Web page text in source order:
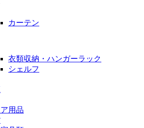
カーテン
衣類収納・ハンガーラック
シェルフ
用品